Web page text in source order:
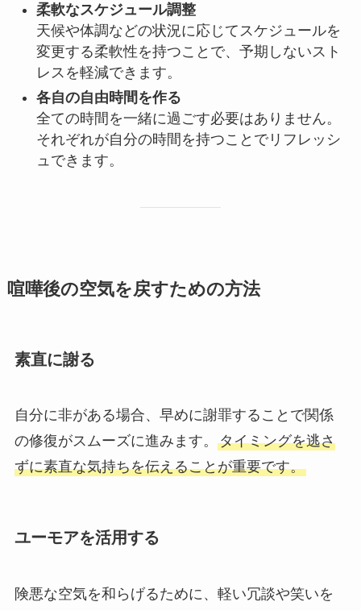
柔軟なスケジュール調整
天候や体調などの状況に応じてスケジュールを
変更する柔軟性を持つことで、予期しないスト
レスを軽減できます。
各自の自由時間を作る
全ての時間を一緒に過ごす必要はありません。
それぞれが自分の時間を持つことでリフレッシ
ュできます。
喧嘩後の空気を戻すための方法
素直に謝る
自分に非がある場合、早めに謝罪することで関係
の修復がスムーズに進みます。 タイミングを逃さ
ずに素直な気持ちを伝えることが重要です。
ユーモアを活用する
険悪な空気を和らげるために、軽い冗談や笑いを